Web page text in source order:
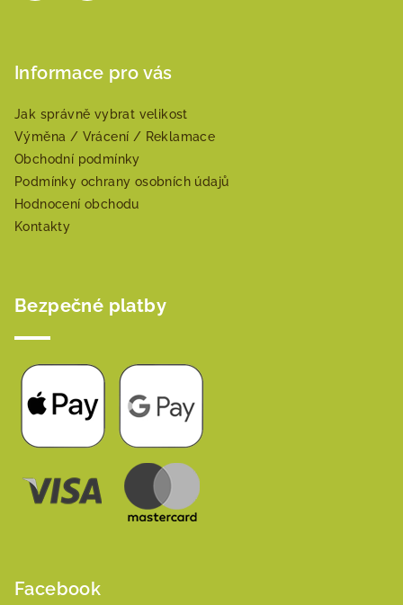
Informace pro vás
Jak správně vybrat velikost
Výměna / Vrácení / Reklamace
Obchodní podmínky
Podmínky ochrany osobních údajů
Hodnocení obchodu
Kontakty
Bezpečné platby
Facebook